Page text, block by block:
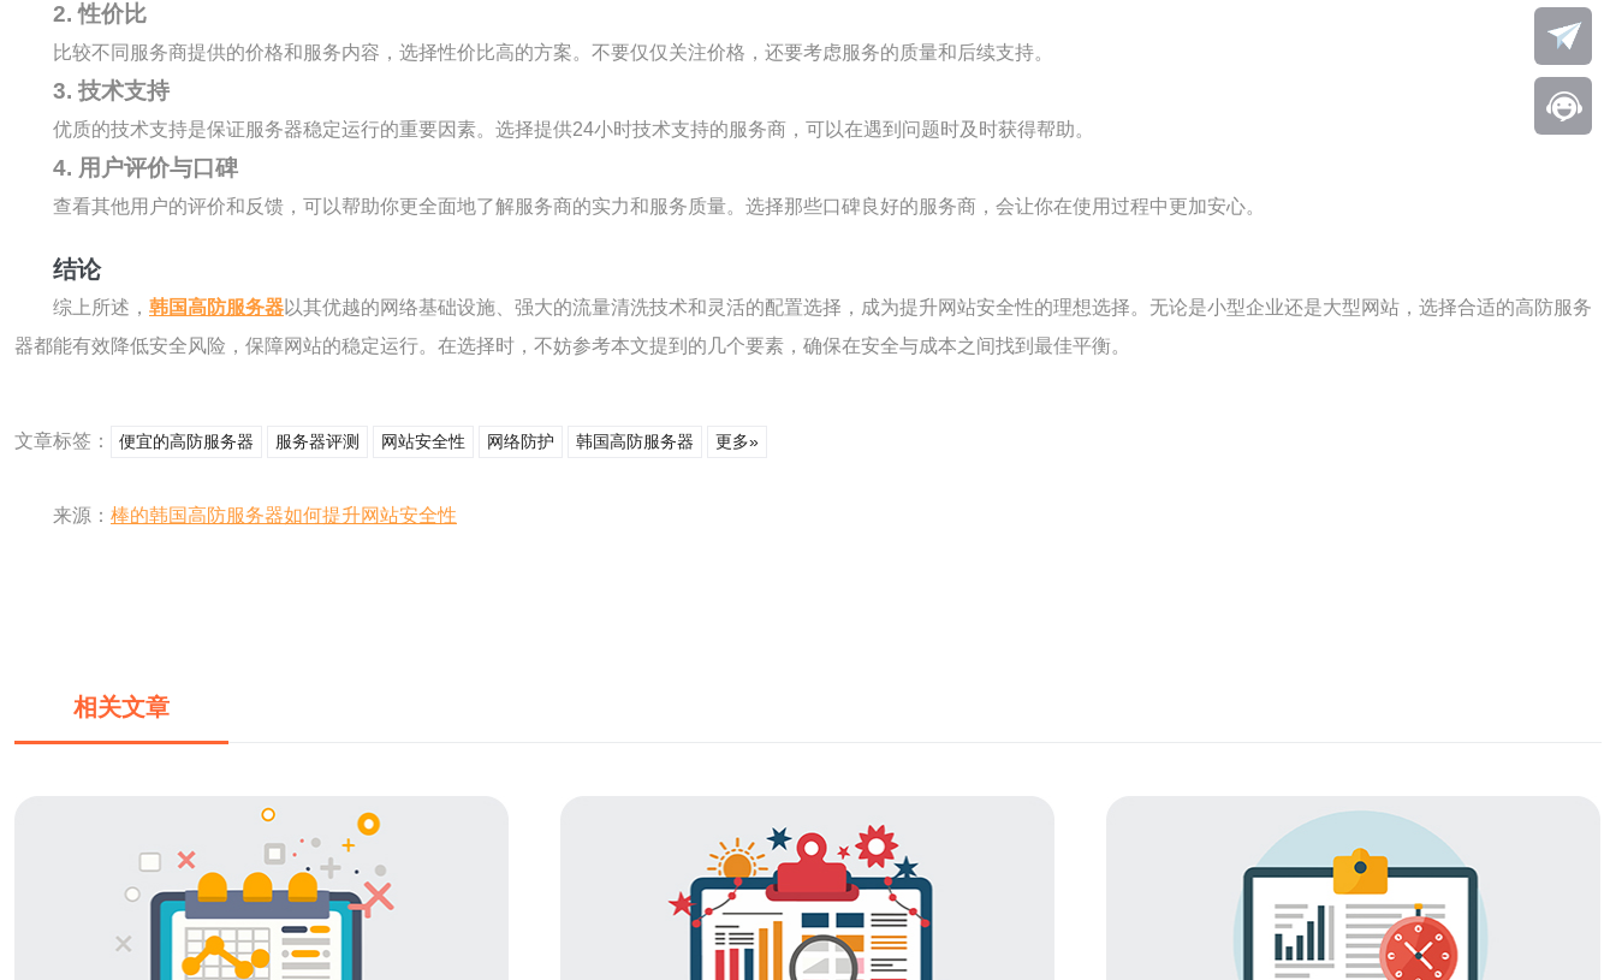
2. 性价比
比较不同服务商提供的价格和服务内容，选择性价比高的方案。不要仅仅关注价格，还要考虑服务的质量和后续支持。
3. 技术支持
优质的技术支持是保证服务器稳定运行的重要因素。选择提供24小时技术支持的服务商，可以在遇到问题时及时获得帮助。
4. 用户评价与口碑
查看其他用户的评价和反馈，可以帮助你更全面地了解服务商的实力和服务质量。选择那些口碑良好的服务商，会让你在使用过程中更加安心。
结论
综上所述， 韩国高防服务器以其优越的网络基础设施、强大的流量清洗技术和灵活的配置选择，成为提升网站安全性的理想选择。无论是小型企业还是大型网站，选择合适的高防服务
器都能有效降低安全风险，保障网站的稳定运行。在选择时，不妨参考本文提到的几个要素，确保在安全与成本之间找到最佳平衡。
文章标签： 便宜的高防服务器 服务器评测 网站安全性 网络防护 韩国高防服务器 更多»
来源： 棒的韩国高防服务器如何提升网站安全性
相关文章